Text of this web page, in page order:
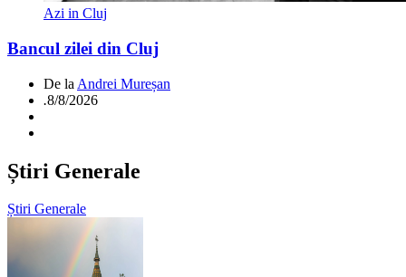
Azi in Cluj
Bancul zilei din Cluj
De la Andrei Mureșan
.8/8/2026
Știri Generale
Știri Generale